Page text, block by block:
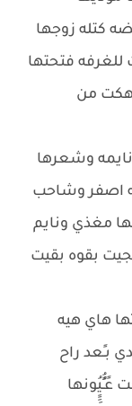
كتله زوجها
للغرفه فتحتها
من
وشعرها
اصفر وشاحب
مغذي ونايم
بقوه بقيت
هاي هيه
بـٍعد راح
عًـٍُُيُِِِِونها